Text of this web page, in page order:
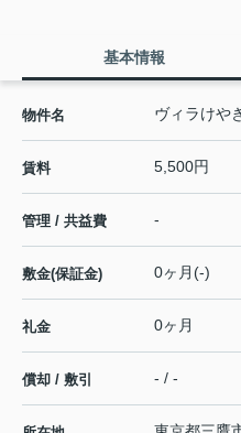
基本情報
物件名 ヴィラけや
賃料 5,500円
管理 / 共益費 -
敷金(保証金) 0ヶ月(-)
礼金 0ヶ月
償却 / 敷引 - / -